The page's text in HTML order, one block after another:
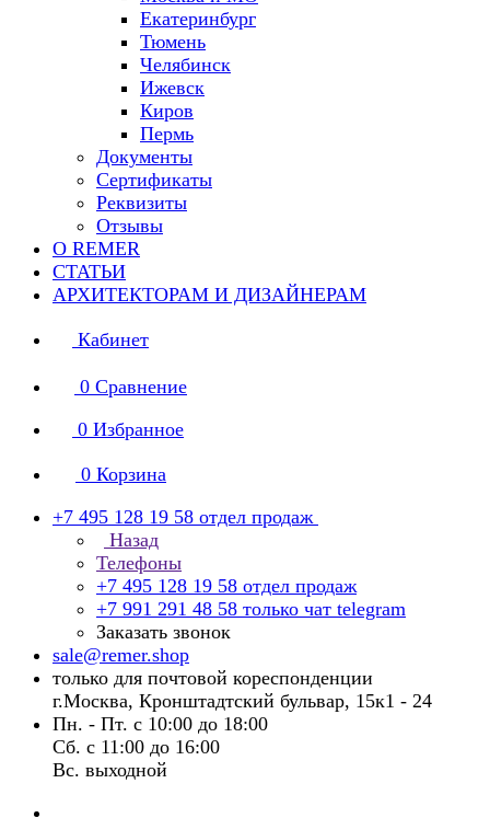
Екатеринбург
Тюмень
Челябинск
Ижевск
Киров
Пермь
Документы
Сертификаты
Реквизиты
Отзывы
О REMER
СТАТЬИ
АРХИТЕКТОРАМ И ДИЗАЙНЕРАМ
Кабинет
0 Сравнение
0 Избранное
0 Корзина
+7 495 128 19 58 отдел продаж
Назад
Телефоны
+7 495 128 19 58 отдел продаж
+7 991 291 48 58 только чат telegram
Заказать звонок
sale@remer.shop
только для почтовой кореспонденции
г.Москва, Кронштадтский бульвар, 15к1 - 24
Пн. - Пт. с 10:00 до 18:00
Сб. с 11:00 до 16:00
Вс. выходной